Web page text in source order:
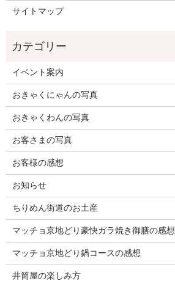
サイトマップ
イベント案内
おきゃくにゃんの写真
おきゃくわんの写真
お客さまの写真
お客様の感想
お知らせ
ちりめん街道のお土産
マッチョ京地どり豪快ガラ焼き御膳の感想
マッチョ京地どり鍋コースの感想
井筒屋の楽しみ方